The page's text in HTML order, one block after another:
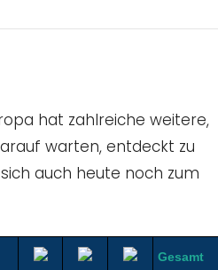
hat zahlreiche weitere,
warten, entdeckt zu
auch heute noch zum
Gesamt